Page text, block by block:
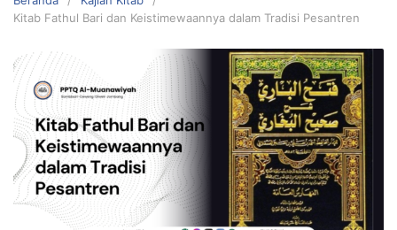
Kitab Fathul Bari dan Keistimewaannya dalam Tradisi Pesantren